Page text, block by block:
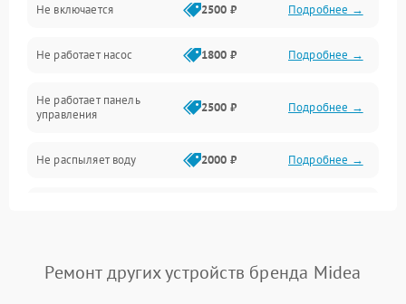
Нагрев
Вода
Гигиена
Программное обеспечение
Не включается 2500 ₽ Подробнее →
Не работает насос 1800 ₽ Подробнее →
Не работает панель
управления
2500 ₽ Подробнее →
Не распыляет воду 2000 ₽ Подробнее →
Проблемы с набором
воды
1800 ₽ Подробнее →
Ремонт других устройств бренда Midea